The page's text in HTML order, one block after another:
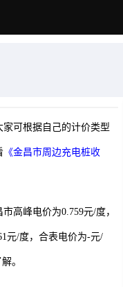
可根据自己的计价类型
《金昌市周边充电桩收
高峰电价为0.759元/度，
元/度，合表电价为-元/
。